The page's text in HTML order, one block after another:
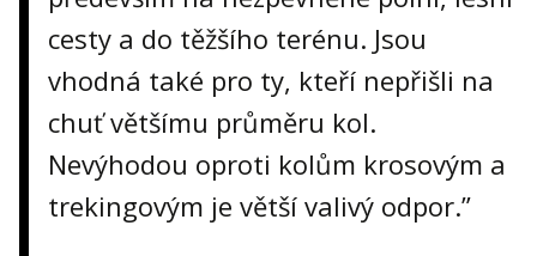
cesty a do těžšího terénu. Jsou
vhodná také pro ty, kteří nepřišli na
chuť většímu průměru kol.
Nevýhodou oproti kolům krosovým a
trekingovým je větší valivý odpor.”